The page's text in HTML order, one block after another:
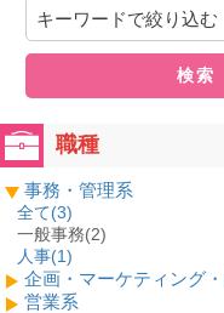
検索
職種
事務・管理系
全て(3)
一般事務(2)
人事(1)
企画・マーケティング
営業系